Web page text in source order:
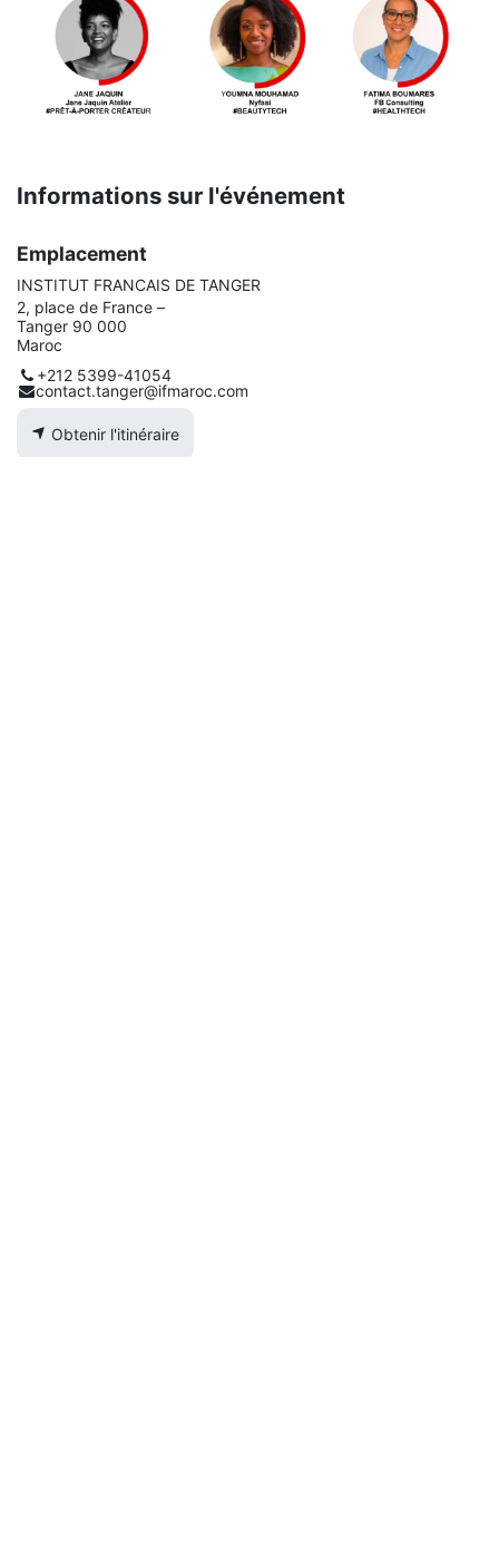
Informations sur l'événement
Emplacement
INSTITUT FRANCAIS DE TANGER
2, place de France –
Tanger 90 000
Maroc
+212 5399-41054
contact.tanger@ifmaroc.com
Obtenir l'itinéraire